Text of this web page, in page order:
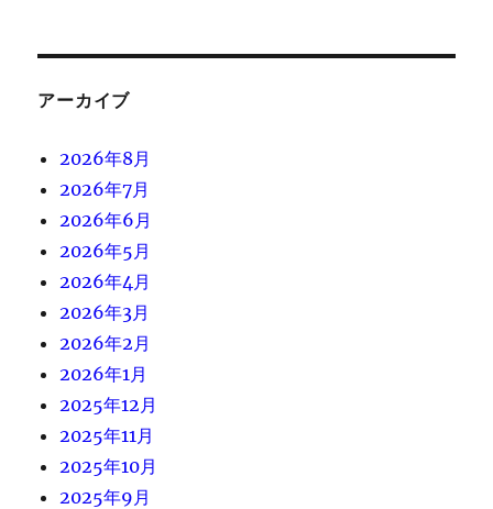
アーカイブ
2026年8月
2026年7月
2026年6月
2026年5月
2026年4月
2026年3月
2026年2月
2026年1月
2025年12月
2025年11月
2025年10月
2025年9月